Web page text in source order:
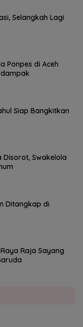
Selangkah Lagi
Ponpes di Aceh
Siap Bangkitkan
Disorot, Swakelola
Ditangkap di
Raja Sayang